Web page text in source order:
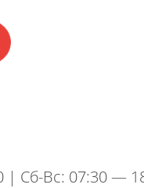
| Cб-Вс: 07:30 —